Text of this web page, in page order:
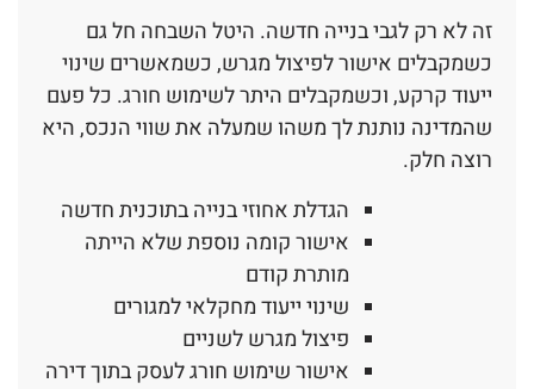
זה לא רק לגבי בנייה חדשה. היטל השבחה חל גם
כשמקבלים אישור לפיצול מגרש, כשמאשרים שינוי
ייעוד קרקע, וכשמקבלים היתר לשימוש חורג. כל פעם
שהמדינה נותנת לך משהו שמעלה את שווי הנכס, היא
רוצה חלק.
הגדלת אחוזי בנייה בתוכנית חדשה
אישור קומה נוספת שלא הייתה
מותרת קודם
שינוי ייעוד מחקלאי למגורים
פיצול מגרש לשניים
אישור שימוש חורג לעסק בתוך דירה